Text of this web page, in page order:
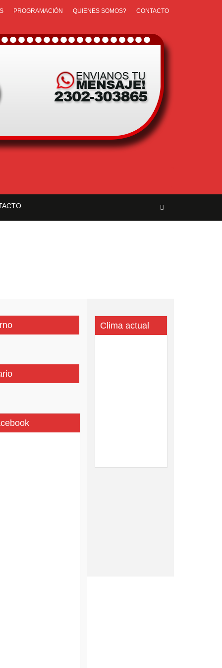
PROGRAMACIÓN QUIENES SOMOS? CONTACTO
Clima actual